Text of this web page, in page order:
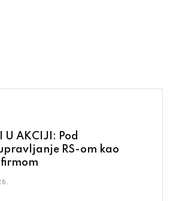
U AKCIJI: Pod
RS-om kao